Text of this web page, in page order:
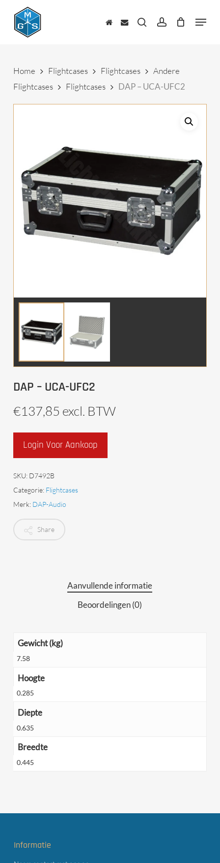
content
zoekenaccount Menu
Home Flightcases Flightcases
Andere
Flightcases
Flightcases DAP – UCA-UFC2
DAP – UCA-UFC2
€137,85 excl. BTW
Login Voor Aankoop
SKU: D7492B
Categorie: Flightcases
Merk: DAP-Audio
Share
Aanvullende informatie
Beoordelingen (0)
Gewicht (kg)
7.58
Hoogte
0.285
Diepte
0.635
Breedte
0.445
Informatie